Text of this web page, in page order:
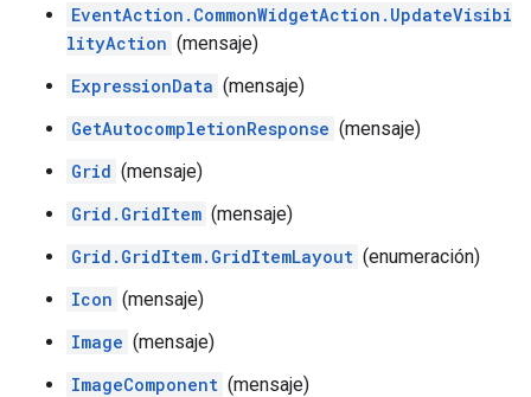
EventAction.CommonWidgetAction.UpdateVisibi
lityAction (mensaje)
ExpressionData (mensaje)
GetAutocompletionResponse (mensaje)
Grid (mensaje)
Grid.GridItem (mensaje)
Grid.GridItem.GridItemLayout (enumeración)
Icon (mensaje)
Image (mensaje)
ImageComponent (mensaje)